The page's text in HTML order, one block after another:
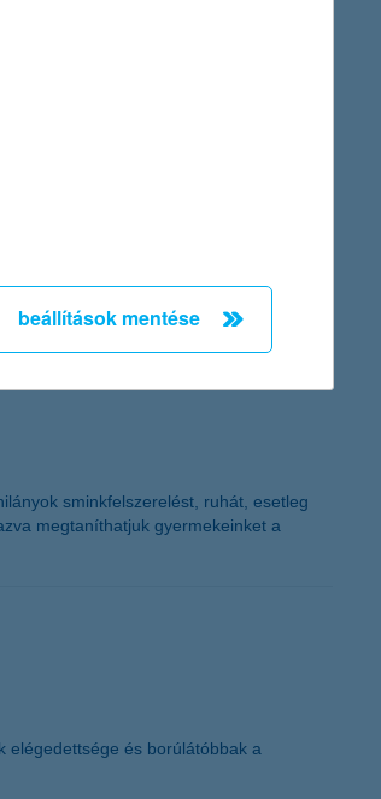
támogatásra, amely 12 000 beteg
életének megmentésében segíthet.
sminkfelszerelést, ruhát, esetleg
megtaníthatjuk gyermekeinket a
elégedettsége és borúlátóbbak a
beállítások mentése